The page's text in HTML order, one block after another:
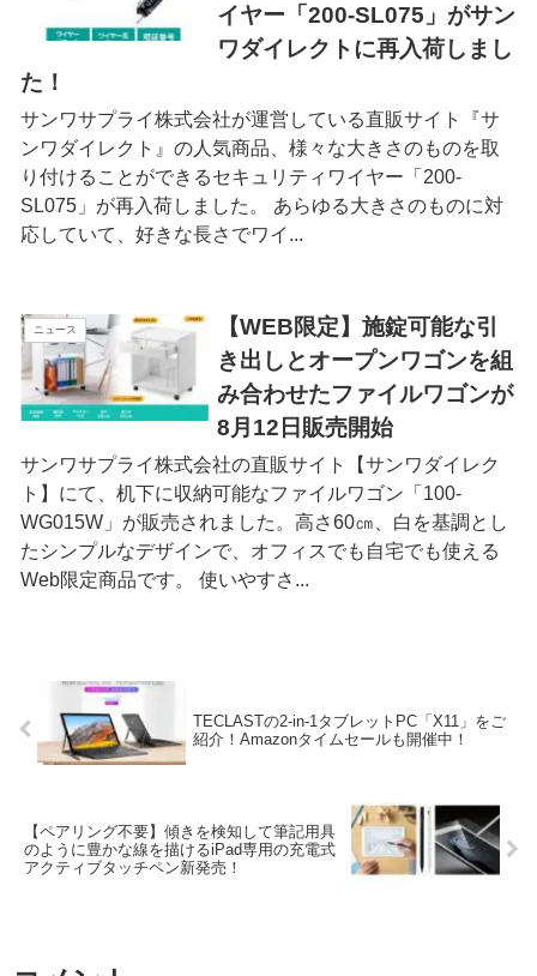
イヤー「200-SL075」がサン
ワダイレクトに再入荷しまし
た！
サンワサプライ株式会社が運営している直販サイト『サ
ンワダイレクト』の人気商品、様々な大きさのものを取
り付けることができるセキュリティワイヤー「200-
SL075」が再入荷しました。 あらゆる大きさのものに対
応していて、好きな長さでワイ...
ニュース
【WEB限定】施錠可能な引
き出しとオープンワゴンを組
み合わせたファイルワゴンが
8月12日販売開始
サンワサプライ株式会社の直販サイト【サンワダイレク
ト】にて、机下に収納可能なファイルワゴン「100-
WG015W」が販売されました。高さ60㎝、白を基調とし
たシンプルなデザインで、オフィスでも自宅でも使える
Web限定商品です。 使いやすさ...
TECLASTの2-in-1タブレットPC「X11」をご
紹介！Amazonタイムセールも開催中！
【ペアリング不要】傾きを検知して筆記用具
のように豊かな線を描けるiPad専用の充電式
アクティブタッチペン新発売！